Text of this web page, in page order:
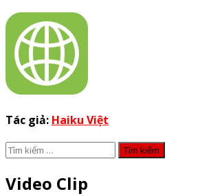
Tác giả: Haiku Việt
Tìm
cho:
Video Clip